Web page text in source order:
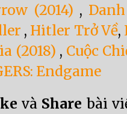
(2014) ,
, Hitler Trở Về,
(2018) , Cuộc
Endgame
và Share bài